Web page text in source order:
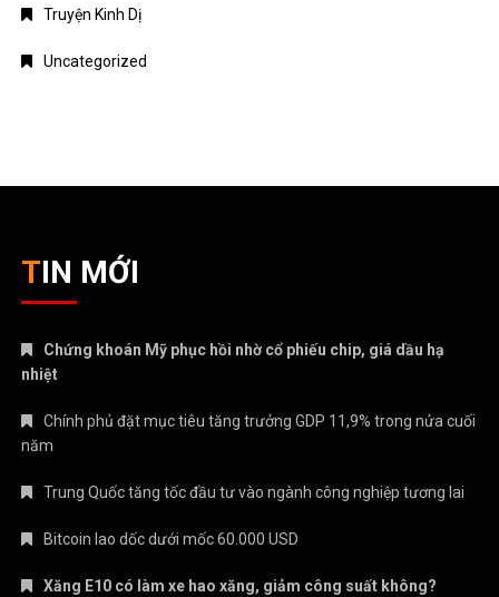
Truyện Kinh Dị
Uncategorized
TIN MỚI
Chứng khoán Mỹ phục hồi nhờ cổ phiếu chip, giá dầu hạ
nhiệt
Chính phủ đặt mục tiêu tăng trưởng GDP 11,9% trong nửa cuối
năm
Trung Quốc tăng tốc đầu tư vào ngành công nghiệp tương lai
Bitcoin lao dốc dưới mốc 60.000 USD
Xăng E10 có làm xe hao xăng, giảm công suất không?